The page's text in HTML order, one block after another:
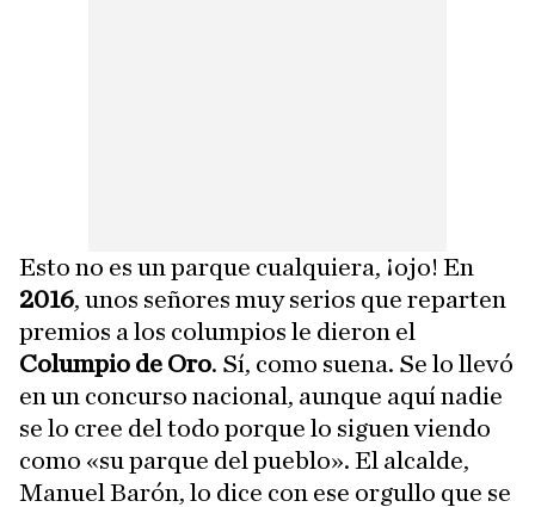
Esto no es un parque cualquiera, ¡ojo! En
2016, unos señores muy serios que reparten
premios a los columpios le dieron el
Columpio de Oro. Sí, como suena. Se lo llevó
en un concurso nacional, aunque aquí nadie
se lo cree del todo porque lo siguen viendo
como «su parque del pueblo». El alcalde,
Manuel Barón, lo dice con ese orgullo que se